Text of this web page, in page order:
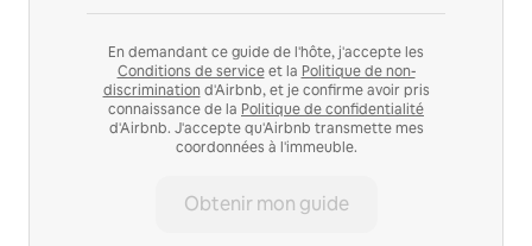
En demandant ce guide de l'hôte, j'accepte les
Conditions de serviceet la Politique de non-
discrimination d'Airbnb, et je confirme avoir pris
connaissance de la Politique de confidentialité
d'Airbnb. J'accepte qu'Airbnb transmette mes
coordonnées à l'immeuble.
Obtenir mon guide